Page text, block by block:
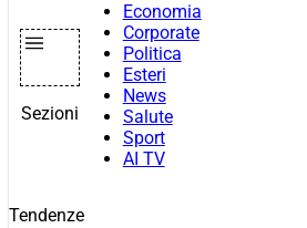
Sezioni
Economia
Corporate
Politica
Esteri
News
Salute
Sport
AI TV
Tendenze